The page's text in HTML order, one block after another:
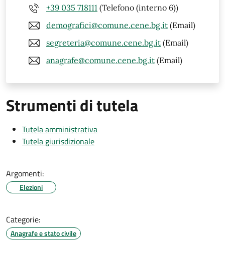
+39 035 718111 (Telefono (interno 6))
demografici@comune.cene.bg.it (Email)
segreteria@comune.cene.bg.it (Email)
anagrafe@comune.cene.bg.it (Email)
Strumenti di tutela
Tutela amministrativa
Tutela giurisdizionale
Argomenti:
Elezioni
Categorie:
Anagrafe e stato civile